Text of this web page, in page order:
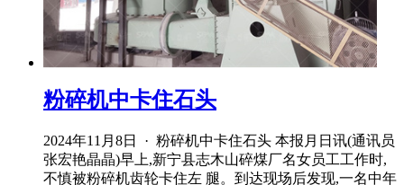
粉碎机中卡住石头
2024年11月8日 · 粉碎机中卡住石头 本报月日讯(通讯员
张宏艳晶晶)早上,新宁县志木山碎煤厂名女员工工作时,
不慎被粉碎机齿轮卡住左 腿。到达现场后发现,一名中年